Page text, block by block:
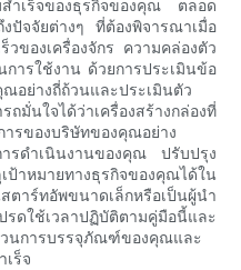
สำเร็จของธุรกิจของคุณ ตลอด
ปัจจัยต่างๆ ที่ต้องพิจารณาเมื่อ
วของเครื่องจักร ความคล่องตัว
ารใช้งาน ด้วยการประเมินข้อ
อย่างถี่ถ้วนและประเมินตัว
มั่นใจได้ว่าเครื่องสร้างกล่องที่
รของบริษัทของคุณอย่าง
ดำเนินงานของคุณ ปรับปรุง
ป้าหมายทางธุรกิจของคุณได้ใน
ร์ทอัพขนาดเล็กหรือเป็นผู้นำ
ใช้เวลาปฏิบัติตามคู่มือนี้และ
วนการบรรจุภัณฑ์ของคุณและ
ร็จ